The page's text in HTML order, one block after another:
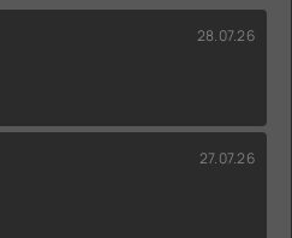
28.07.26
27.07.26